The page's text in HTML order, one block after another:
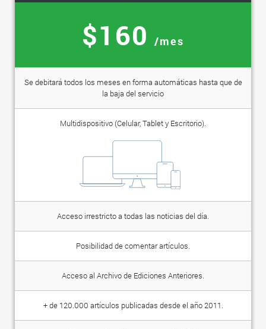
$160 /mes
Se debitará todos los meses en forma automáticas hasta que de
la baja del servicio
Multidispositivo (Celular, Tablet y Escritorio).
Acceso irrestricto a todas las noticias del día.
Posibilidad de comentar artículos.
Acceso al Archivo de Ediciones Anteriores.
+ de 120.000 artículos publicadas desde el año 2011.